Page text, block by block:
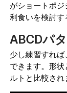
がショートポ
利食いを検討
ABCDパ
少し練習すれ
できます。形
ルトと比較され